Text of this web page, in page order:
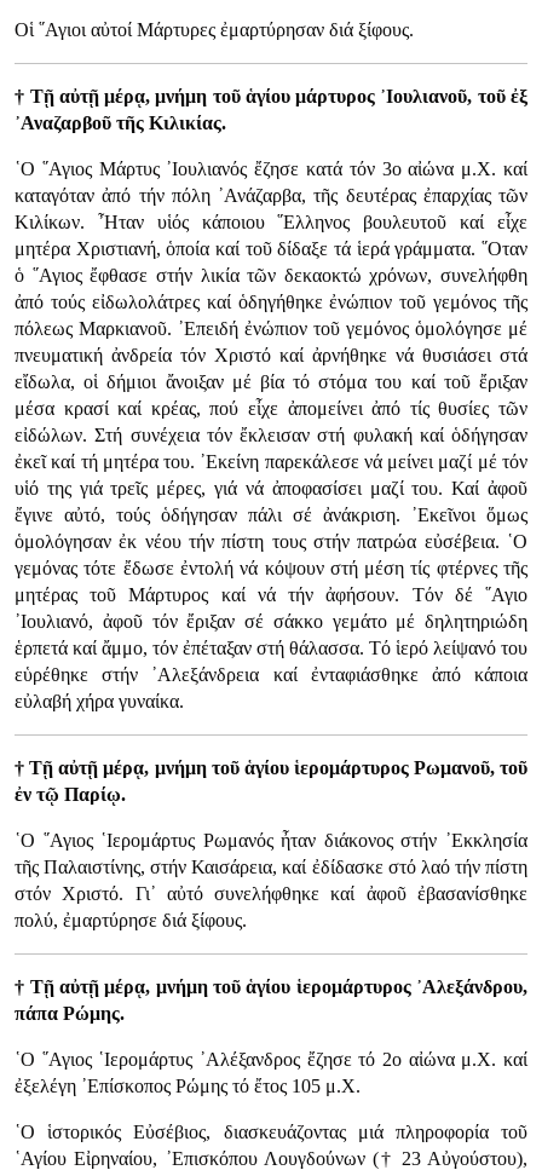
Οἱ ῞Αγιοι αὐτοί Μάρτυρες ἐμαρτύρησαν διά ξίφους.
† Τῇ αὐτῇ μέρᾳ, μνήμη τοῦ ἁγίου μάρτυρος ᾿Ιουλιανοῦ, τοῦ ἐξ
᾿Αναζαρβοῦ τῆς Κιλικίας.
῾Ο ῞Αγιος Μάρτυς ᾿Ιουλιανός ἔζησε κατά τόν 3ο αἰώνα μ.Χ. καί
καταγόταν ἀπό τήν πόλη ᾿Ανάζαρβα, τῆς δευτέρας ἐπαρχίας τῶν
Κιλίκων. ῏Ηταν υἱός κάποιου ῞Ελληνος βουλευτοῦ καί εἶχε
μητέρα Χριστιανή, ὁποία καί τοῦ δίδαξε τά ἱερά γράμματα. ῞Οταν
ὁ ῞Αγιος ἔφθασε στήν λικία τῶν δεκαοκτώ χρόνων, συνελήφθη
ἀπό τούς εἰδωλολάτρες καί ὁδηγήθηκε ἐνώπιον τοῦ γεμόνος τῆς
πόλεως Μαρκιανοῦ. ᾿Επειδή ἐνώπιον τοῦ γεμόνος ὁμολόγησε μέ
πνευματική ἀνδρεία τόν Χριστό καί ἀρνήθηκε νά θυσιάσει στά
εἴδωλα, οἱ δήμιοι ἄνοιξαν μέ βία τό στόμα του καί τοῦ ἔριξαν
μέσα κρασί καί κρέας, πού εἶχε ἀπομείνει ἀπό τίς θυσίες τῶν
εἰδώλων. Στή συνέχεια τόν ἔκλεισαν στή φυλακή καί ὁδήγησαν
ἐκεῖ καί τή μητέρα του. ᾿Εκείνη παρεκάλεσε νά μείνει μαζί μέ τόν
υἱό της γιά τρεῖς μέρες, γιά νά ἀποφασίσει μαζί του. Καί ἀφοῦ
ἔγινε αὐτό, τούς ὁδήγησαν πάλι σέ ἀνάκριση. ᾿Εκεῖνοι ὅμως
ὁμολόγησαν ἐκ νέου τήν πίστη τους στήν πατρώα εὐσέβεια. ῾Ο
γεμόνας τότε ἔδωσε ἐντολή νά κόψουν στή μέση τίς φτέρνες τῆς
μητέρας τοῦ Μάρτυρος καί νά τήν ἀφήσουν. Τόν δέ ῞Αγιο
᾿Ιουλιανό, ἀφοῦ τόν ἔριξαν σέ σάκκο γεμάτο μέ δηλητηριώδη
ἑρπετά καί ἄμμο, τόν ἐπέταξαν στή θάλασσα. Τό ἱερό λείψανό του
εὑρέθηκε στήν ᾿Αλεξάνδρεια καί ἐνταφιάσθηκε ἀπό κάποια
εὐλαβή χήρα γυναίκα.
† Τῇ αὐτῇ μέρᾳ, μνήμη τοῦ ἁγίου ἱερομάρτυρος Ρωμανοῦ, τοῦ
ἐν τῷ Παρίῳ.
῾Ο ῞Αγιος ῾Ιερομάρτυς Ρωμανός ἦταν διάκονος στήν ᾿Εκκλησία
τῆς Παλαιστίνης, στήν Καισάρεια, καί ἐδίδασκε στό λαό τήν πίστη
στόν Χριστό. Γι᾿ αὐτό συνελήφθηκε καί ἀφοῦ ἐβασανίσθηκε
πολύ, ἐμαρτύρησε διά ξίφους.
† Τῇ αὐτῇ μέρᾳ, μνήμη τοῦ ἁγίου ἱερομάρτυρος ᾿Αλεξάνδρου,
πάπα Ρώμης.
῾Ο ῞Αγιος ῾Ιερομάρτυς ᾿Αλέξανδρος ἔζησε τό 2ο αἰώνα μ.Χ. καί
ἐξελέγη ᾿Επίσκοπος Ρώμης τό ἔτος 105 μ.Χ.
῾Ο ἱστορικός Εὐσέβιος, διασκευάζοντας μιά πληροφορία τοῦ
῾Αγίου Εἰρηναίου, ᾿Επισκόπου Λουγδούνων († 23 Αὐγούστου),